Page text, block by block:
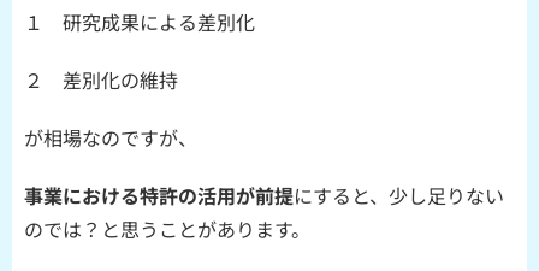
１ 研究成果による差別化
２ 差別化の維持
が相場なのですが、
事業における特許の活用が前提にすると、少し足りない
のでは？と思うことがあります。